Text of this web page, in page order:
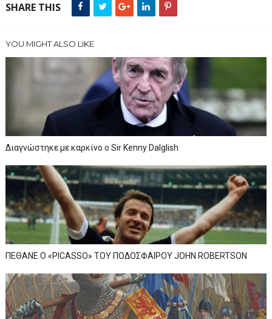
SHARE THIS
YOU MIGHT ALSO LIKE
Διαγνώστηκε με καρκίνο ο Sir Kenny Dalglish
ΠΕΘΑΝΕ Ο «PICASSO» TOY ΠΟΔΟΣΦΑΙΡΟΥ JOHN ROBERTSON